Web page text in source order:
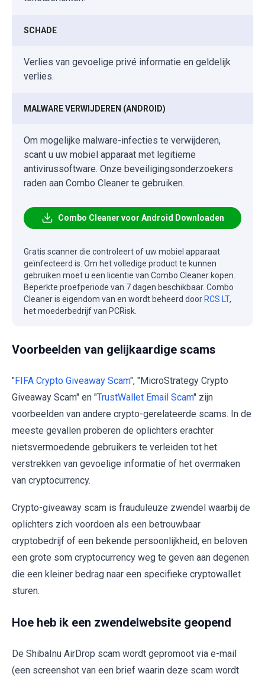
SCHADE
Verlies van gevoelige privé informatie en geldelijk
verlies.
MALWARE VERWIJDEREN (ANDROID)
Om mogelijke malware-infecties te verwijderen,
scant u uw mobiel apparaat met legitieme
antivirussoftware. Onze beveiligingsonderzoekers
raden aan Combo Cleaner te gebruiken.
Combo Cleaner voor Android Downloaden
Gratis scanner die controleert of uw mobiel apparaat
geïnfecteerd is. Om het volledige product te kunnen
gebruiken moet u een licentie van Combo Cleaner kopen.
Beperkte proefperiode van 7 dagen beschikbaar. Combo
Cleaner is eigendom van en wordt beheerd door RCS LT,
het moederbedrijf van PCRisk.
Voorbeelden van gelijkaardige scams
"FIFA Crypto Giveaway Scam", "MicroStrategy Crypto
Giveaway Scam" en "TrustWallet Email Scam" zijn
voorbeelden van andere crypto-gerelateerde scams. In de
meeste gevallen proberen de oplichters erachter
nietsvermoedende gebruikers te verleiden tot het
verstrekken van gevoelige informatie of het overmaken
van cryptocurrency.
Crypto-giveaway scam is frauduleuze zwendel waarbij de
oplichters zich voordoen als een betrouwbaar
cryptobedrijf of een bekende persoonlijkheid, en beloven
een grote som cryptocurrency weg te geven aan degenen
die een kleiner bedrag naar een specifieke cryptowallet
sturen.
Hoe heb ik een zwendelwebsite geopend
De ShibaInu AirDrop scam wordt gepromoot via e-mail
(een screenshot van een brief waarin deze scam wordt